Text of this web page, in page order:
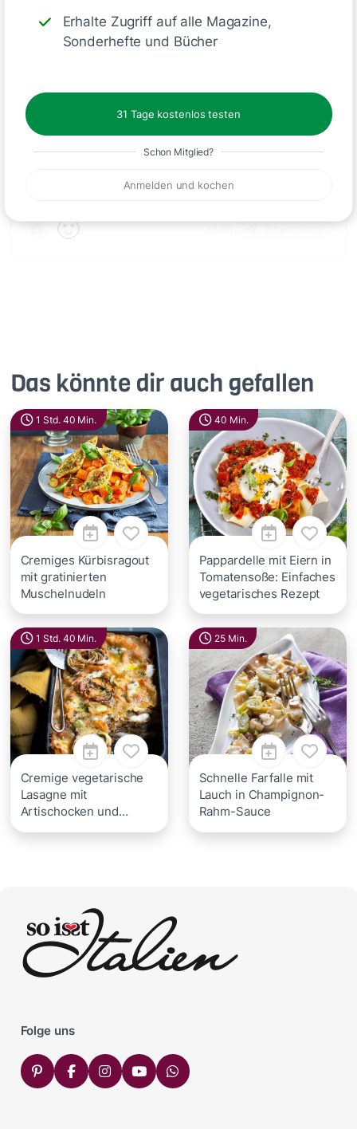
Erhalte Zugriff auf alle Magazine,
Sonderhefte und Bücher
31 Tage kostenlos testen
Schon Mitglied?
Anmelden und kochen
Kommentare
🙂
Das könnte dir auch gefallen
1 Std. 40 Min.
Cremiges Kürbisragout
mit gratinierten
Muschelnudeln
40 Min.
Pappardelle mit Eiern in
Tomatensoße: Einfaches
vegetarisches Rezept
1 Std. 40 Min.
Cremige vegetarische
Lasagne mit
Artischocken und
Frischkäse
25 Min.
Schnelle Farfalle mit
Lauch in Champignon-
Rahm-Sauce
Folge uns